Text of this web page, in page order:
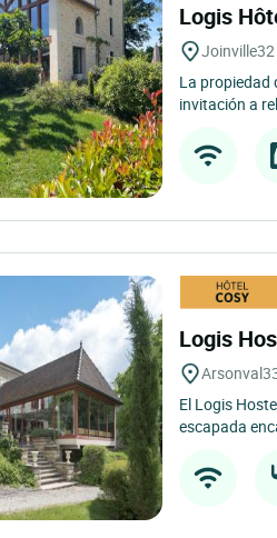
Logis
Joinville
La propiedad
invitación a
Logis
Arsonval
El Logis
escapada